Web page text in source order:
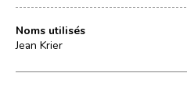
Noms utilisés
Jean Krier